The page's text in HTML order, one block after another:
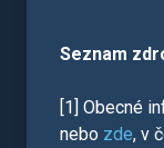
Seznam
[1] Obecné
nebo zde, v